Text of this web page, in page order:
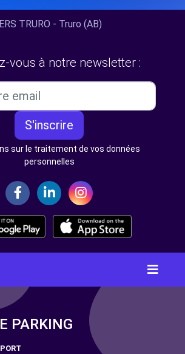
TRURO - Truro (AB)
vous à notre newsletter :
S'inscrire
sur le traitement de vos données
personnelles
PARKING